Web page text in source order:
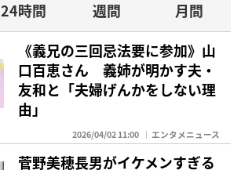
24時間 週間
月間
《義兄の三回忌法要に参加》山
口百恵さん 義姉が明かす夫・
友和と「夫婦げんかをしない理
由」
2026/04/02 11:00 エンタメニュース
菅野美穂長男がイケメンすぎる